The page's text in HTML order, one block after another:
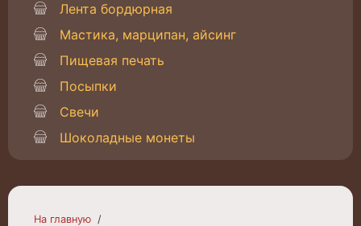
Лента бордюрная
Мастика, марципан, айсинг
Пищевая печать
Посыпки
Свечи
Шоколадные монеты
На главную